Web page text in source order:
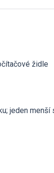
židle
jeden menší